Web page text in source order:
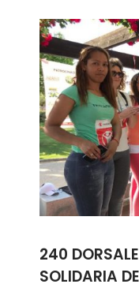
240
SOLIDARIA